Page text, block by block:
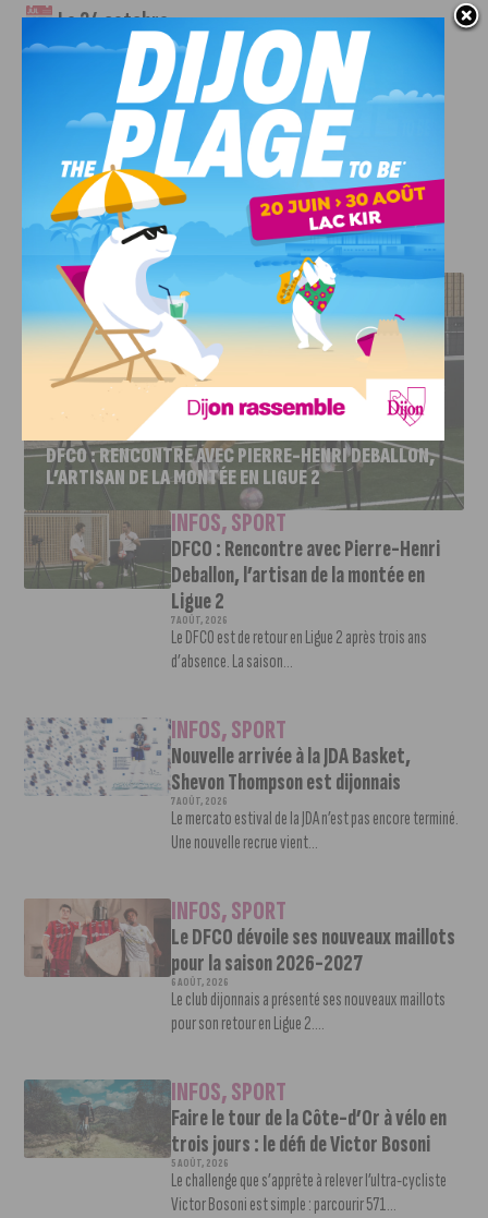
Le 24 octobre
Grand Hôtel La Cloche – Salon Napoléon
90 € tout compris(avec apéritif et 2 verres de vin)
Réservation obligatoire dès le 7
octobresurwww.hotel-lacloche.fr/actualites
J'AIME LE DFCO
DFCO : RENCONTRE AVEC PIERRE-HENRI DEBALLON,
L’ARTISAN DE LA MONTÉE EN LIGUE 2
INFOS,SPORT
DFCO : Rencontre avec Pierre-Henri
Deballon, l’artisan de la montée en
Ligue 2
7 AOÛT, 2026
Le DFCO est de retour en Ligue 2 après trois ans
d’absence. La saison...
INFOS,SPORT
Nouvelle arrivée à la JDA Basket,
Shevon Thompson est dijonnais
7 AOÛT, 2026
Le mercato estival de la JDA n’est pas encore terminé.
Une nouvelle recrue vient...
INFOS,SPORT
Le DFCO dévoile ses nouveaux maillots
pour la saison 2026-2027
6 AOÛT, 2026
Le club dijonnais a présenté ses nouveaux maillots
pour son retour en Ligue 2....
INFOS,SPORT
Faire le tour de la Côte-d’Or à vélo en
trois jours : le défi de Victor Bosoni
5 AOÛT, 2026
Le challenge que s’apprête à relever l’ultra-cycliste
Victor Bosoni est simple : parcourir 571...